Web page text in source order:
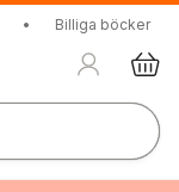
• Billiga böcker